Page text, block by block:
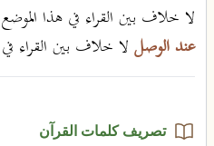
لا خلاف بين القراء في هذا الموضع
عند الوصللا خلاف بين القراء
تصريف كلمات القرآن